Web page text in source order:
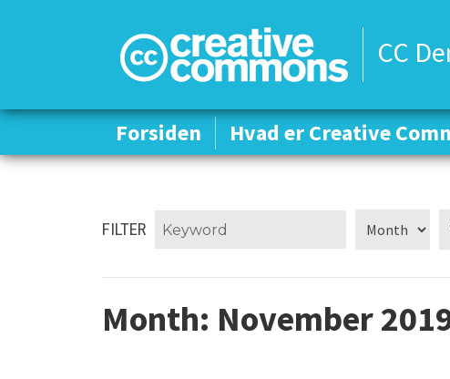
CC
Forsiden Hvad er Creative
Forsiden Hvad er Creative
FILTER
Month: November